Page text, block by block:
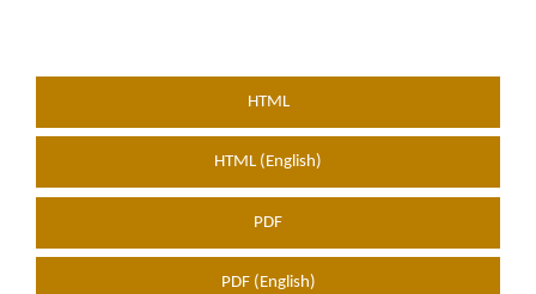
HTML
HTML (English)
PDF
PDF (English)